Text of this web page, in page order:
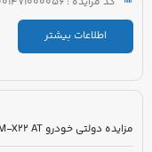
اطلاعات بیشتر